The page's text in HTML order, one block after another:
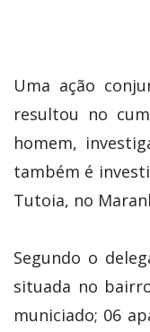
Uma ação
resultou no
homem,
também é
Tutoia, no
Segundo o
situada no
municiado; 06